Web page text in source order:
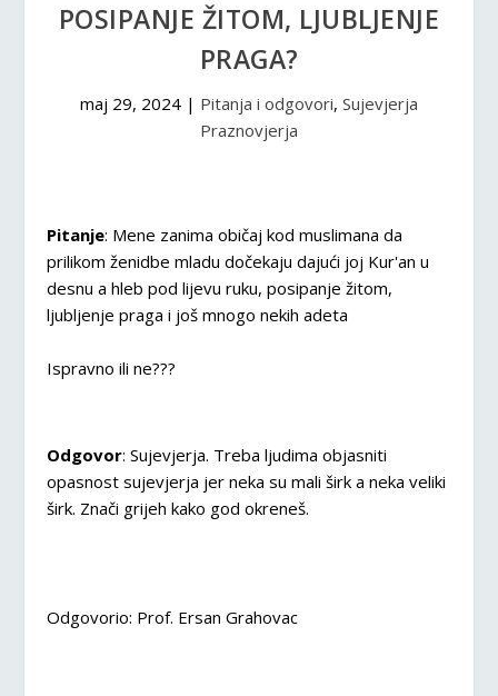
POSIPANJE ŽITOM, LJUBLJENJE
PRAGA?
maj 29, 2024 | Pitanja i odgovori, Sujevjerja
Praznovjerja
Pitanje: Mene zanima običaj kod muslimana da
prilikom ženidbe mladu dočekaju dajući joj Kur'an u
desnu a hleb pod lijevu ruku, posipanje žitom,
ljubljenje praga i još mnogo nekih adeta
Ispravno ili ne???
Odgovor: Sujevjerja. Treba ljudima objasniti
opasnost sujevjerja jer neka su mali širk a neka veliki
širk. Znači grijeh kako god okreneš.
Odgovorio: Prof. Ersan Grahovac